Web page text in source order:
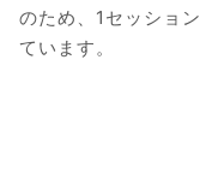
のため、1セッショ
ています。